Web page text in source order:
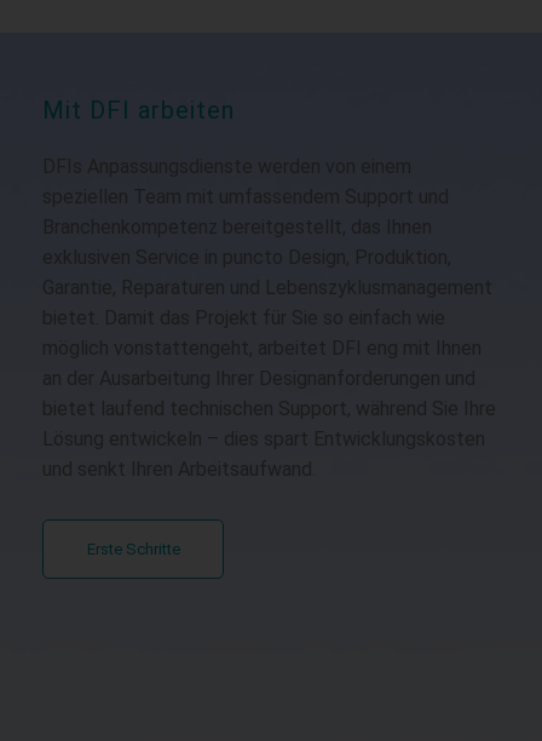
Mit DFI arbeiten
DFIs Anpassungsdienste werden von einem
speziellen Team mit umfassendem Support und
Branchenkompetenz bereitgestellt, das Ihnen
exklusiven Service in puncto Design, Produktion,
Garantie, Reparaturen und Lebenszyklusmanagement
bietet. Damit das Projekt für Sie so einfach wie
möglich vonstattengeht, arbeitet DFI eng mit Ihnen
an der Ausarbeitung Ihrer Designanforderungen und
bietet laufend technischen Support, während Sie Ihre
Lösung entwickeln – dies spart Entwicklungskosten
und senkt Ihren Arbeitsaufwand.
Erste Schritte